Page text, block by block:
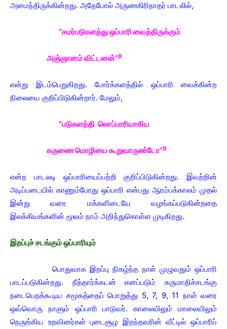
அமைந்திருக்கின்றது. அதேபோல் அருணகிரிநாதர் பாடலில்,
“சமர்படுகளத்து ஒப்பாரி வைத்திருக்கும்
அஞ்ஞானம் விட்டனன்”8
என்று இடம்பெறுகிறது. போர்க்களத்தில் ஒப்பாரி வைக்கின்ற
நிலையை குறிப்பிடுகின்றார். மேலும்,
“படுகளத்தி லொப்பாரியாகிய
கருணை மொழியை கூறுவாருண்டோ”9
என்ற பாடலடி ஒப்பாரியைப்பற்றி குறிப்பிடுகின்றது. இவற்றின்
அடிப்படையில் காணும்போது ஒப்பாரி என்பது ஆரம்பக்காலம் முதல்
இன்று வரை மக்களிடையே வழங்கப்படுகின்றதை
இலக்கியங்களின் மூலம் நாம் அறிந்துகொள்ள முடிகிறது.
இறப்புச் சடங்கும் ஒப்பாரியும்
பொதுவாக இறப்பு நிகழ்ந்த நாள் முழுவதும் ஒப்பாரி
பாடப்படுகின்றது. நீத்தார்க்கடன் எனப்படும் கருமாதிச்சடங்கு
நடைபெறக்கூடிய சமூகத்தைப் பொறுத்து 5, 7, 9, 11 நாள் வரை
ஒவ்வொரு நாளும் ஒப்பாரி பாடுவர். காலையிலும் மாலையிலும்
நெருங்கிய உறவினர்கள் புடைசூழ இறந்தவரின் வீட்டில் ஒப்பாரிப்